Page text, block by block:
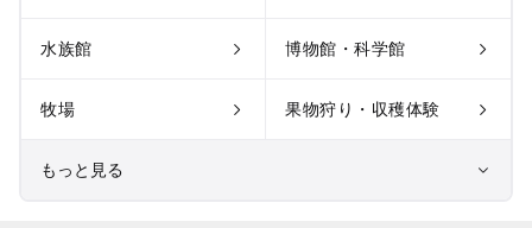
水族館 博物館・科学館
牧場 果物狩り・収穫体験
もっと見る